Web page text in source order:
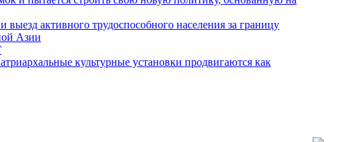
активного трудоспособного населения за границу
Азии
культурные установки продвигаются как